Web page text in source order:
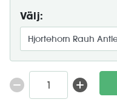
Välj: